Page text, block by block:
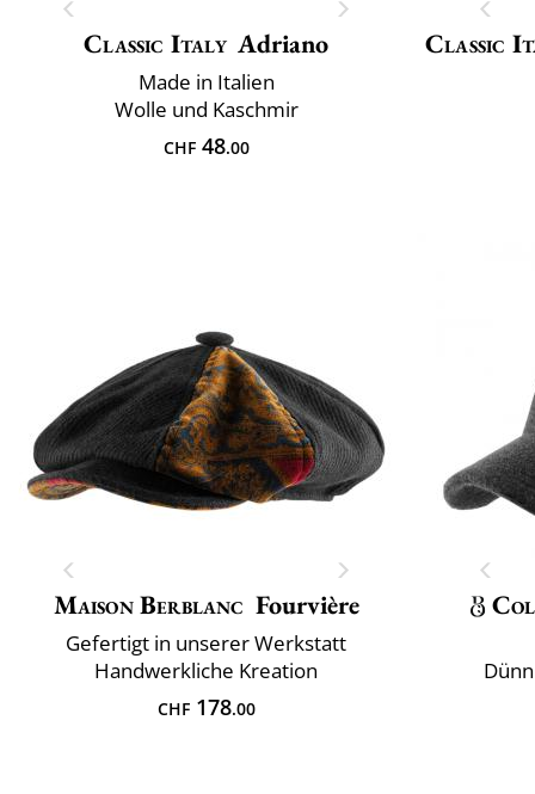
Classic Italy Adriano
Made in Italien
Wolle und Kaschmir
CHF48.00
Classic
Maison Berblanc Fourvière
Gefertigt in unserer Werkstatt
Handwerkliche Kreation
CHF178.00